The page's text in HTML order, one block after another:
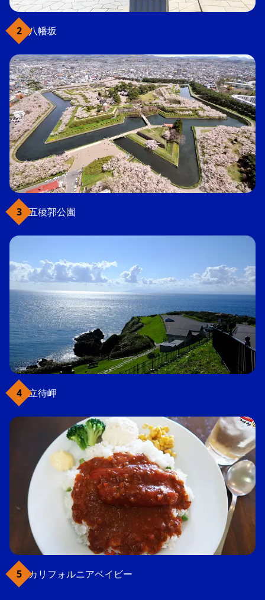
八幡坂
五稜郭公園
立待岬
カリフォルニアベイビー